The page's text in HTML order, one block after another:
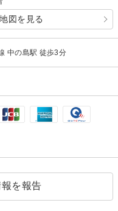
地図を見る
中の島駅 徒歩3分
を報告